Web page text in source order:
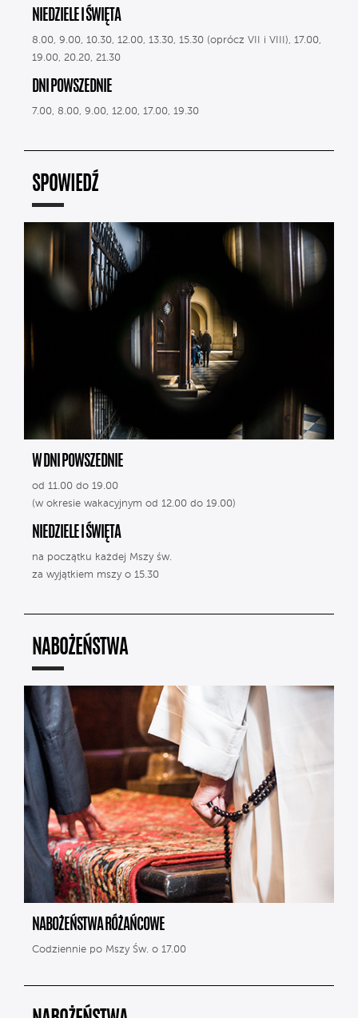
NIEDZIELE I ŚWIĘTA
8.00, 9.00, 10.30, 12.00, 13.30, 15.30 (oprócz VII i VIII), 17.00,
19.00, 20.20, 21.30
DNI POWSZEDNIE
7.00, 8.00, 9.00, 12.00, 17.00, 19.30
SPOWIEDŹ
W DNI POWSZEDNIE
od 11.00 do 19.00
(w okresie wakacyjnym od 12.00 do 19.00)
NIEDZIELE I ŚWIĘTA
na początku każdej Mszy św.
za wyjątkiem mszy o 15.30
NABOŻEŃSTWA
NABOŻEŃSTWA RÓŻAŃCOWE
Codziennie po Mszy Św. o 17.00